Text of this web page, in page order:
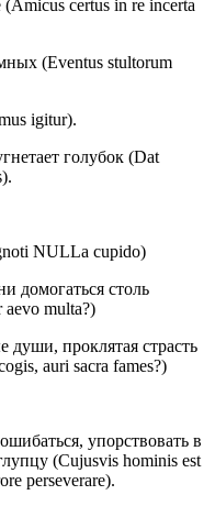
certus in re incerta
(Eventus stultorum
igitur).
голубок (Dat
NULLa cupido)
домогаться столь
multa?)
проклятая страсть
auri sacra fames?)
упорствовать в
(Cujusvis hominis est
perseverare).